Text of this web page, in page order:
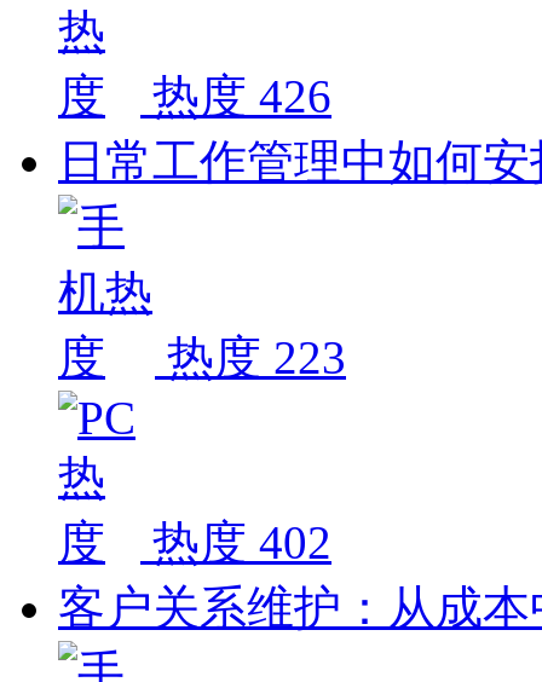
热度 426
日常工作管理中如何
热度 223
热度 402
客户关系维护：从成